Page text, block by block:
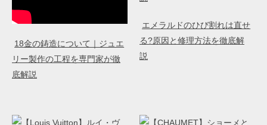
18金の鋳造について｜ジュエ
リー製作の工程を専門家が徹
底解説
エメラルドのひび割れは直せ
る?原因と修理方法を徹底解
説